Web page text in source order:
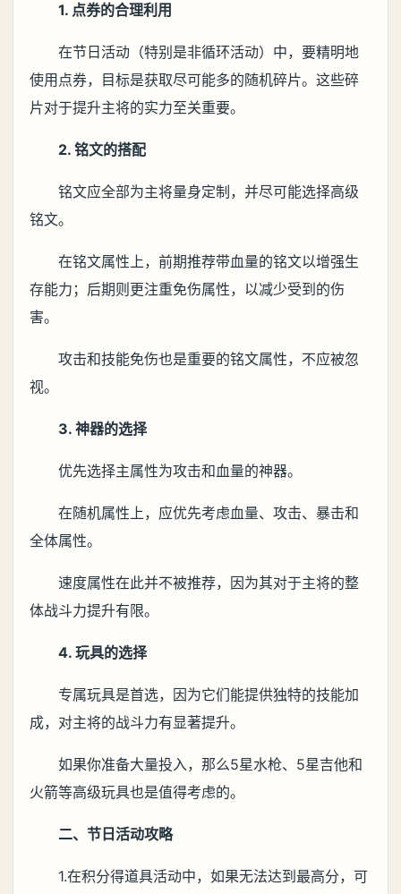
1. 点券的合理利用
在节日活动（特别是非循环活动）中，要精明地
使用点券，目标是获取尽可能多的随机碎片。这些碎
片对于提升主将的实力至关重要。
2. 铭文的搭配
铭文应全部为主将量身定制，并尽可能选择高级
铭文。
在铭文属性上，前期推荐带血量的铭文以增强生
存能力；后期则更注重免伤属性，以减少受到的伤
害。
攻击和技能免伤也是重要的铭文属性，不应被忽
视。
3. 神器的选择
优先选择主属性为攻击和血量的神器。
在随机属性上，应优先考虑血量、攻击、暴击和
全体属性。
速度属性在此并不被推荐，因为其对于主将的整
体战斗力提升有限。
4. 玩具的选择
专属玩具是首选，因为它们能提供独特的技能加
成，对主将的战斗力有显著提升。
如果你准备大量投入，那么5星水枪、5星吉他和
火箭等高级玩具也是值得考虑的。
二、节日活动攻略
1.在积分得道具活动中，如果无法达到最高分，可